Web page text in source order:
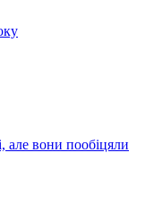
але вони пообіцяли